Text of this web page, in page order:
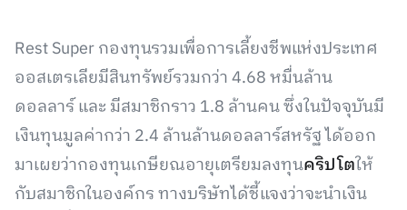
Rest Super กองทุนรวมเพื่อการเลี้ยงชีพแห่งประเทศ
ออสเตรเลียมีสินทรัพย์รวมกว่า 4.68 หมื่นล้าน
ดอลลาร์ และ มีสมาชิกราว 1.8 ล้านคน ซึ่งในปัจจุบันมี
เงินทุนมูลค่ากว่า 2.4 ล้านล้านดอลลาร์สหรัฐ ได้ออก
มาเผยว่ากองทุนเกษียณอายุเตรียมลงทุนคริปโตให้
กับสมาชิกในองค์กร ทางบริษัทได้ชี้แจงว่าจะนำเงิน